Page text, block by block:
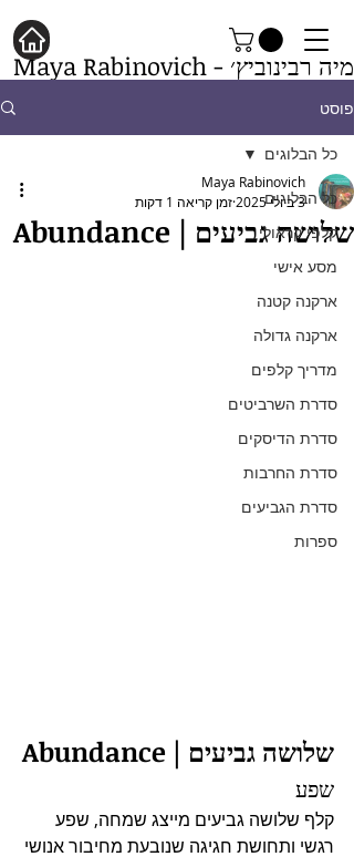
מיה רבינוביץ׳ - Maya Rabinovich
פוסט
כל הבלוגים
קלפי קראולי
מסע אישי
ארקנה קטנה
ארקנה גדולה
מדריך קלפים
סדרת השרביטים
סדרת הדיסקים
סדרת החרבות
סדרת הגביעים
ספרות
כל הבלוגים
שלושה גביעים | Abundance
Maya Rabinovich
3 ביולי 2025
זמן קריאה 1 דקות
שלושה גביעים | Abundance
שפע
קלף שלושה גביעים מייצג שמחה, שפע
רגשי ותחושת חגיגה שנובעת מחיבור אנושי